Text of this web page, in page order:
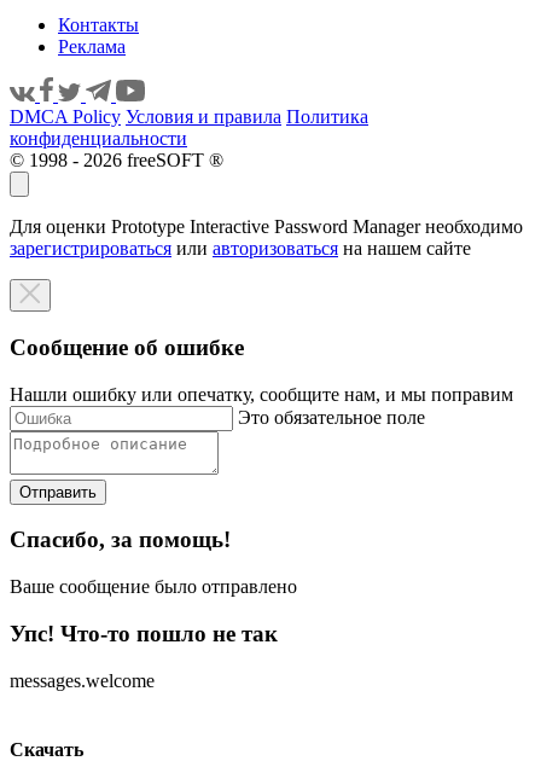
Контакты
Реклама
DMCA Policy Условия и правила Политика
конфиденциальности
© 1998 - 2026 freeSOFT ®
Для оценки Prototype Interactive Password Manager необходимо
зарегистрироваться или авторизоваться на нашем сайте
Сообщение об ошибке
Нашли ошибку или опечатку, сообщите нам, и мы поправим
Это обязательное поле
Отправить
Спасибо, за помощь!
Ваше сообщение было отправлено
Упс! Что-то пошло не так
messages.welcome
Скачать